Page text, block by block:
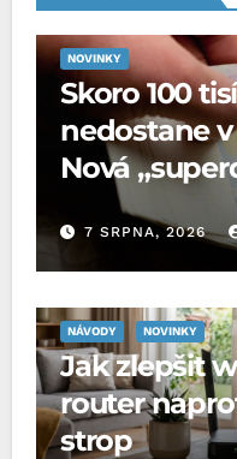
NOVINKY
Skoro 100
nedostane
Nová
rozpaky
7 SRPNA, 2026
NÁVODY NOVINKY
Jak zlepšit
router
strop